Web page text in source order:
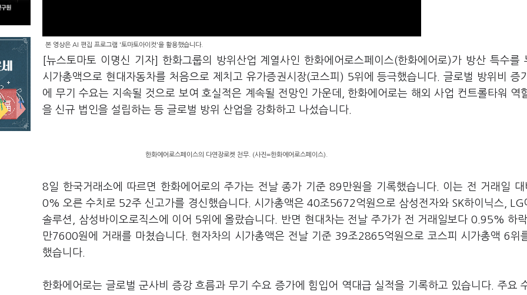
본 영상은 AI 편집 프로그램 '토마토아이컷'을 활용했습니다.
[뉴스토마토 이명신 기자] 한화그룹의 방위산업 계열사인 한화에어로스페이스(한화에어로)가 방산 특수를
시가총액으로 현대자동차를 처음으로 제치고 유가증권시장(코스피) 5위에 등극했습니다. 글로벌 방위비 증
에 무기 수요는 지속될 것으로 보여 호실적은 계속될 전망인 가운데, 한화에어로는 해외 사업 컨트롤타워 역
을 신규 법인을 설립하는 등 글로벌 방위 산업을 강화하고 나섰습니다.
한화에어로스페이스의 다연장로켓 천무. (사진=한화에어로스페이스).
8일 한국거래소에 따르면 한화에어로의 주가는 전날 종가 기준 89만원을 기록했습니다. 이는 전 거래일
0% 오른 수치로 52주 신고가를 경신했습니다. 시가총액은 40조5672억원으로 삼성전자와 SK하이닉스, LG
솔루션, 삼성바이오로직스에 이어 5위에 올랐습니다. 반면 현대차는 전날 주가가 전 거래일보다 0.95% 하
만7600원에 거래를 마쳤습니다. 현자차의 시가총액은 전날 기준 39조2865억원으로 코스피 시가총액 6위
했습니다.
한화에어로는 글로벌 군사비 증강 흐름과 무기 수요 증가에 힘입어 역대급 실적을 기록하고 있습니다. 주요